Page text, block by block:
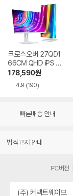
크로스오버 27QD1
66CM QHD iPS U
SB-C 화이트 Ai 멀
티스탠드
178,590원
4.9 (190)
빠른배송 안내
법적고지 안내
PC버전
(주) 커넥트웨이브